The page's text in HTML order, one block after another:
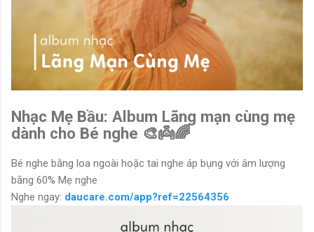
Nhạc Mẹ Bầu: Album Lãng mạn cùng mẹ
dành cho Bé nghe 🎨👼🌈
Bé nghe bằng loa ngoài hoặc tai nghe áp bụng với âm lượng
bằng 60% Mẹ nghe
Nghe ngay: daucare.com/app?ref=22564356